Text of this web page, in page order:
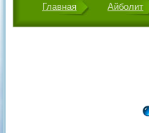
Главная Айболит